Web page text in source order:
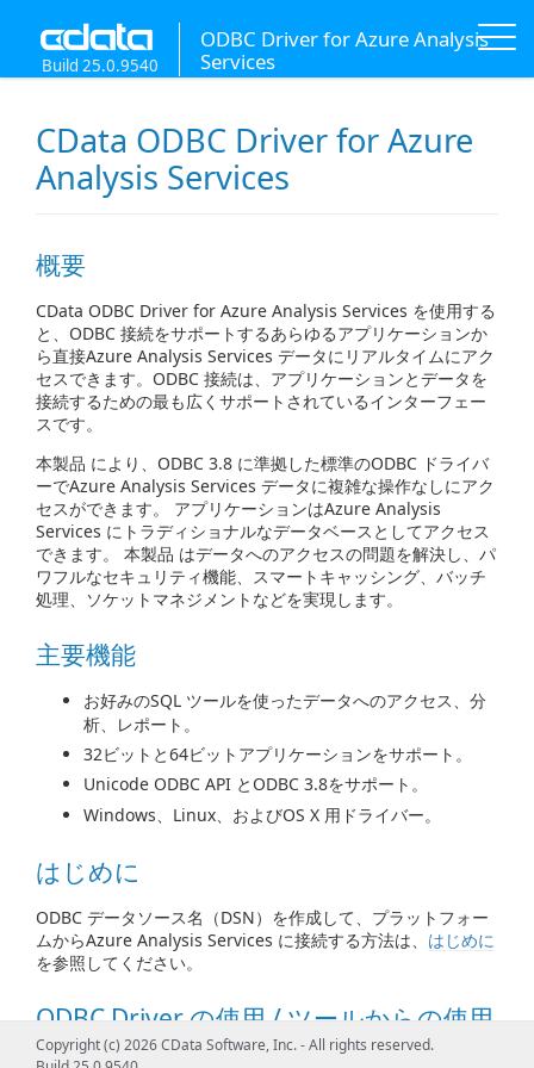
ODBC Driver for Azure Analysis
Services
Build 25.0.9540
CData ODBC Driver for Azure
Analysis Services
概要
CData ODBC Driver for Azure Analysis Services を使用する
と、ODBC 接続をサポートするあらゆるアプリケーションか
ら直接Azure Analysis Services データにリアルタイムにアク
セスできます。ODBC 接続は、アプリケーションとデータを
接続するための最も広くサポートされているインターフェー
スです。
本製品 により、ODBC 3.8 に準拠した標準のODBC ドライバ
ーでAzure Analysis Services データに複雑な操作なしにアク
セスができます。 アプリケーションはAzure Analysis
Services にトラディショナルなデータベースとしてアクセス
できます。 本製品 はデータへのアクセスの問題を解決し、パ
ワフルなセキュリティ機能、スマートキャッシング、バッチ
処理、ソケットマネジメントなどを実現します。
主要機能
お好みのSQL ツールを使ったデータへのアクセス、分
析、レポート。
32ビットと64ビットアプリケーションをサポート。
Unicode ODBC API とODBC 3.8をサポート。
Windows、Linux、およびOS X 用ドライバー。
はじめに
ODBC データソース名（DSN）を作成して、プラットフォー
ムからAzure Analysis Services に接続する方法は、 はじめに
を参照してください。
ODBC Driver の使用 / ツールからの使用
Copyright (c) 2026 CData Software, Inc. - All rights reserved.